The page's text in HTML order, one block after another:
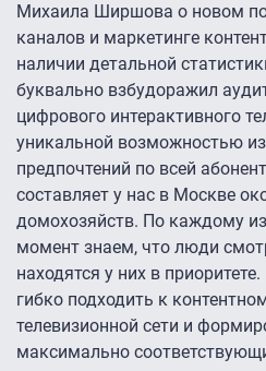
Михаила Ширшова о новом
каналов и маркетинге
наличии детальной
буквально взбудоражил
цифрового интерактивного
уникальной возможностью
предпочтений по всей
составляет у нас в Москве
домохозяйств. По каждому
момент знаем, что люди
находятся у них в
гибко подходить к
телевизионной сети и
максимально